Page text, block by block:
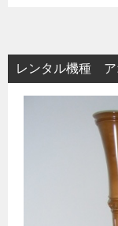
レンタル機種